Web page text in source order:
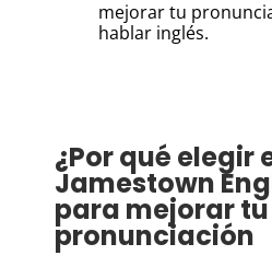
mejorar tu
hablar inglés.
¿Por qué elegir
Jamestown
para mejorar tu
pronunciación